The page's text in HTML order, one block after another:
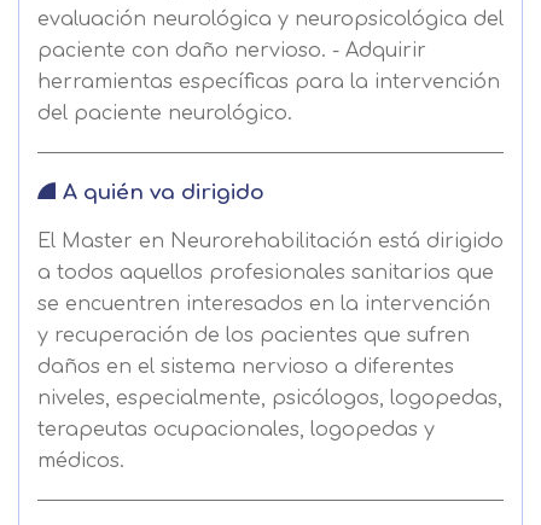
evaluación neurológica y neuropsicológica del
paciente con daño nervioso. - Adquirir
herramientas específicas para la intervención
del paciente neurológico.
A quién va dirigido
El Master en Neurorehabilitación está dirigido
a todos aquellos profesionales sanitarios que
se encuentren interesados en la intervención
y recuperación de los pacientes que sufren
daños en el sistema nervioso a diferentes
niveles, especialmente, psicólogos, logopedas,
terapeutas ocupacionales, logopedas y
médicos.